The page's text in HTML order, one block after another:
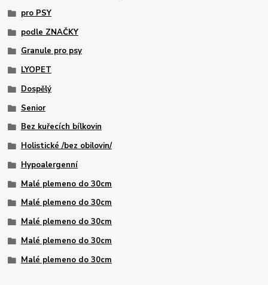
pro PSY
podle ZNAČKY
Granule pro psy
LYOPET
Dospělý
Senior
Bez kuřecích bílkovin
Holistické /bez obilovin/
Hypoalergenní
Malé plemeno do 30cm
Malé plemeno do 30cm
Malé plemeno do 30cm
Malé plemeno do 30cm
Malé plemeno do 30cm